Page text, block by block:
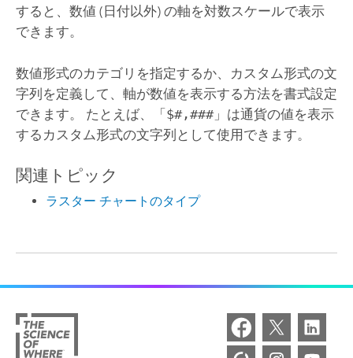
すると、数値 (日付以外) の軸を対数スケールで表示
できます。
数値形式のカテゴリを指定するか、カスタム形式の文
字列を定義して、軸が数値を表示する方法を書式設定
できます。 たとえば、「$#,###」は通貨の値を表示
するカスタム形式の文字列として使用できます。
関連トピック
ラスター チャートのタイプ